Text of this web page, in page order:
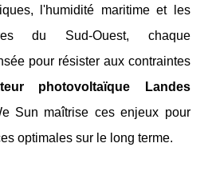
l'humidité maritime et les
du Sud-Ouest, chaque
pour résister aux contraintes
photovoltaïque Landes
Sun maîtrise ces enjeux pour
optimales sur le long terme.